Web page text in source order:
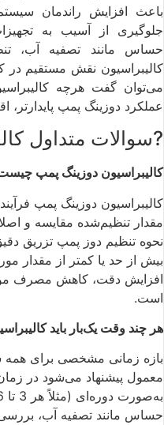
باعث افزایش راندمان
جلوگیری از آسیب به
کالیبراسیون نقش مستقیم در
می‌توان گفت هرچه
عملکرد دوزینگ پمپ پایدارتر،
?سوالات متداول
کالیبراسیون دوزینگ پمپ
کالیبراسیون دوزینگ پمپ
مقدار تنظیم‌شده مقایسه و
نحوه تنظیم دوز پمپ تزریق
بیش از حد یا کمتر از مقدار
افزایش دقت، کاهش مصرف
است.
هر چند وقت یک‌بار باید
بازه زمانی مشخصی برای همه
معمول پیشنهاد می‌شود در
حساس مانند تصفیه آب،